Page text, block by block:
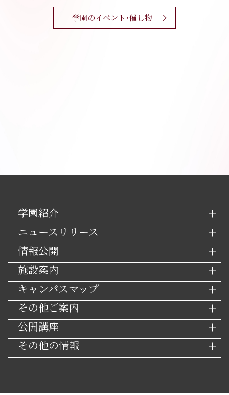
学園のイベント・催し物
学園紹介
ニュースリリース
情報公開
施設案内
キャンパスマップ
その他ご案内
公開講座
その他の情報